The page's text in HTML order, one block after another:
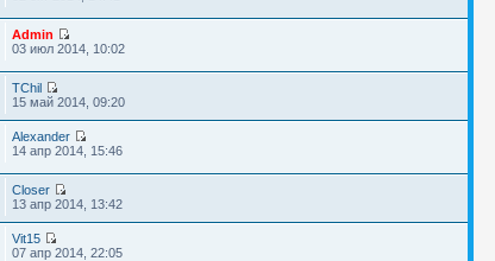
Admin
03 июл 2014, 10:02
TChil
15 май 2014, 09:20
Alexander
14 апр 2014, 15:46
Closer
13 апр 2014, 13:42
Vit15
07 апр 2014, 22:05